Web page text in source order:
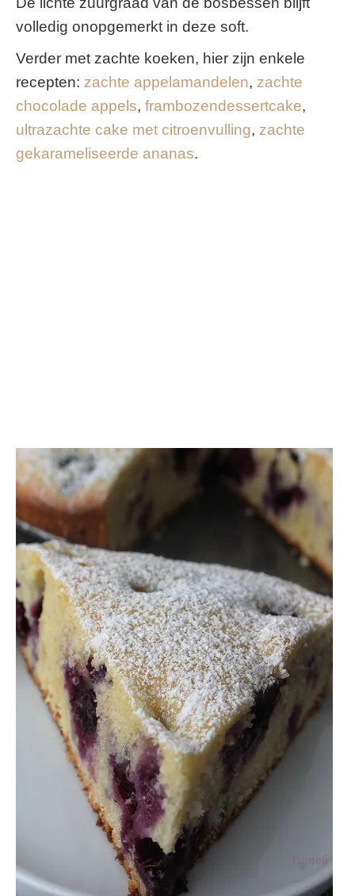
volledig onopgemerkt in deze soft.
Verder met zachte koeken, hier zijn enkele
recepten: zachte appelamandelen, zachte
chocolade appels, frambozendessertcake,
ultrazachte cake met citroenvulling, zachte
gekarameliseerde ananas.